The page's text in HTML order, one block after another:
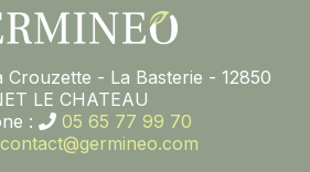
Crouzette - La Basterie - 12850
LE CHATEAU
:
05 65 77 99 70
contact@germineo.com